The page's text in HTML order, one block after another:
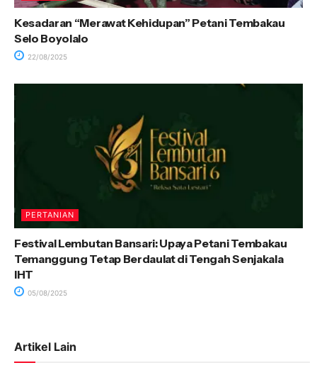
Kesadaran “Merawat Kehidupan” Petani Tembakau
Selo Boyolalo
22/08/2025
PERTANIAN
Festival Lembutan Bansari: Upaya Petani Tembakau
Temanggung Tetap Berdaulat di Tengah Senjakala
IHT
05/08/2025
Artikel Lain